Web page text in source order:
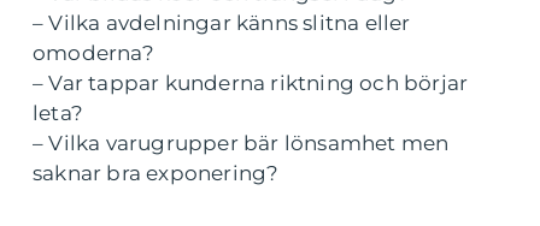
– Vilka avdelningar känns slitna eller
omoderna?
– Var tappar kunderna riktning och börjar
leta?
– Vilka varugrupper bär lönsamhet men
saknar bra exponering?